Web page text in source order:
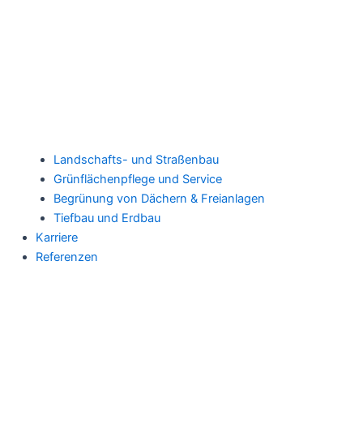
Landschafts- und Straßenbau
Grünflächenpflege und Service
Begrünung von Dächern & Freianlagen
Tiefbau und Erdbau
Karriere
Referenzen